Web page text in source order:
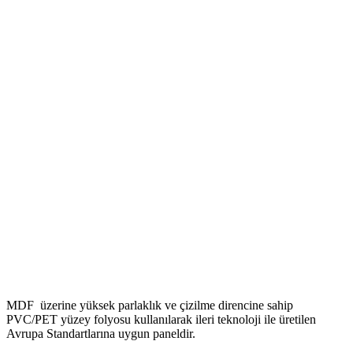
MDF üzerine yüksek parlaklık ve çizilme direncine sahip
PVC/PET yüzey folyosu kullanılarak ileri teknoloji ile üretilen
Avrupa Standartlarına uygun paneldir.